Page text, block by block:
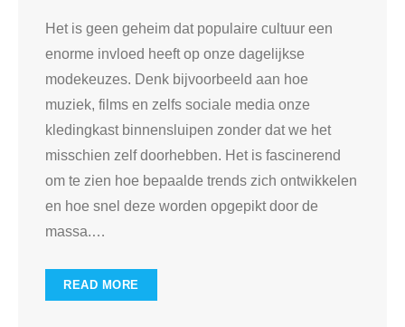
Het is geen geheim dat populaire cultuur een
enorme invloed heeft op onze dagelijkse
modekeuzes. Denk bijvoorbeeld aan hoe
muziek, films en zelfs sociale media onze
kledingkast binnensluipen zonder dat we het
misschien zelf doorhebben. Het is fascinerend
om te zien hoe bepaalde trends zich ontwikkelen
en hoe snel deze worden opgepikt door de
massa.…
READ MORE